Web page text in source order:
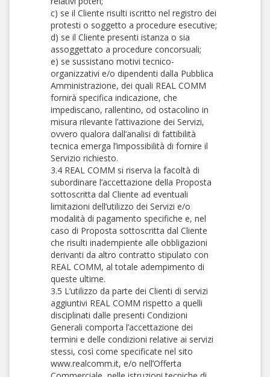
c) se il Cliente risulti iscritto nel registro dei
protesti o soggetto a procedure esecutive;
d) se il Cliente presenti istanza o sia
assoggettato a procedure concorsuali;
e) se sussistano motivi tecnico-
organizzativi e/o dipendenti dalla Pubblica
Amministrazione, dei quali REAL COMM
fornirà specifica indicazione, che
impediscano, rallentino, od ostacolino in
misura rilevante l’attivazione dei Servizi,
ovvero qualora dall’analisi di fattibilità
tecnica emerga l’impossibilità di fornire il
Servizio richiesto.
3.4 REAL COMM si riserva la facoltà di
subordinare l’accettazione della Proposta
sottoscritta dal Cliente ad eventuali
limitazioni dell’utilizzo dei Servizi e/o
modalità di pagamento specifiche e, nel
caso di Proposta sottoscritta dal Cliente
che risulti inadempiente alle obbligazioni
derivanti da altro contratto stipulato con
REAL COMM, al totale adempimento di
queste ultime.
3.5 L’utilizzo da parte dei Clienti di servizi
aggiuntivi REAL COMM rispetto a quelli
disciplinati dalle presenti Condizioni
Generali comporta l’accettazione dei
termini e delle condizioni relative ai servizi
stessi, così come specificate nel sito
www.realcomm.it, e/o nell’Offerta